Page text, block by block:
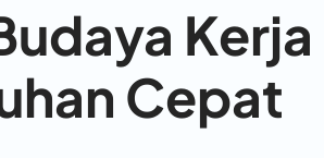
Kerja
Cepat